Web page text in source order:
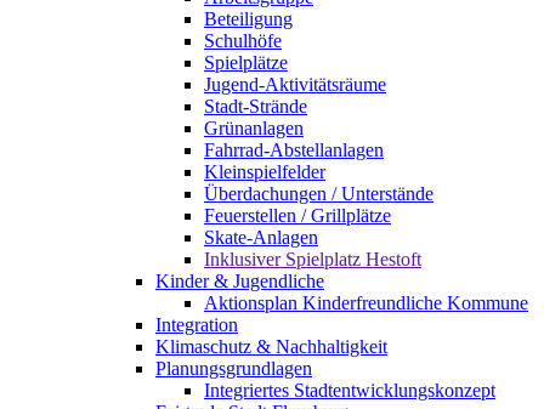
Beteiligung
Schulhöfe
Spielplätze
Jugend-Aktivitätsräume
Stadt-Strände
Grünanlagen
Fahrrad-Abstellanlagen
Kleinspielfelder
Überdachungen / Unterstände
Feuerstellen / Grillplätze
Skate-Anlagen
Inklusiver Spielplatz Hestoft
Kinder & Jugendliche
Aktionsplan Kinderfreundliche Kommune
Integration
Klimaschutz & Nachhaltigkeit
Planungsgrundlagen
Integriertes Stadtentwicklungskonzept